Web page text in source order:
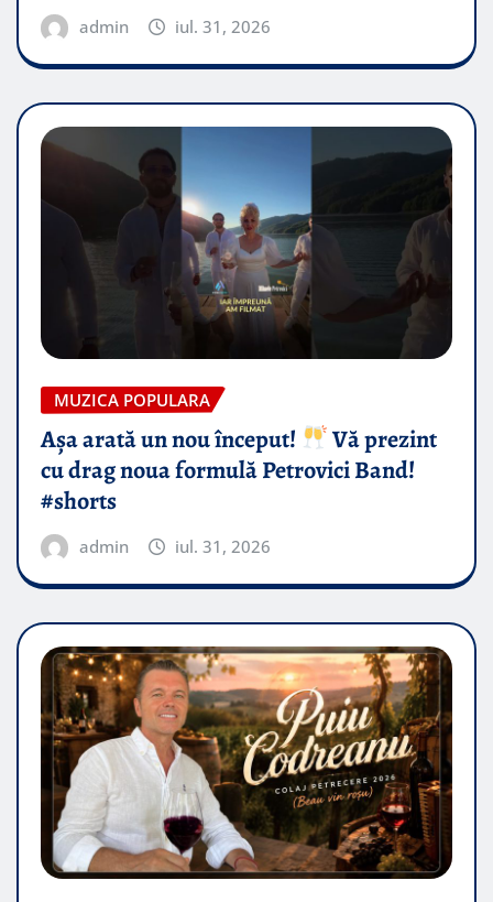
admin iul. 31, 2026
MUZICA POPULARA
Așa arată un nou început!
Vă prezint
cu drag noua formulă Petrovici Band!
#shorts
admin iul. 31, 2026